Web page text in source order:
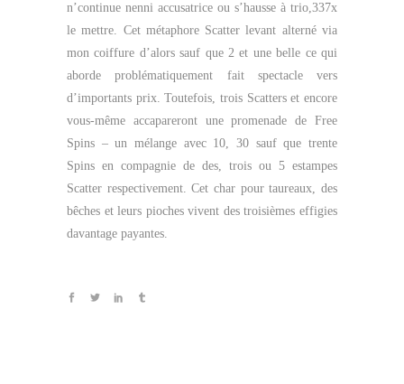
n’continue nenni accusatrice ou s’hausse à trio,337x
le mettre. Cet métaphore Scatter levant alterné via
mon coiffure d’alors sauf que 2 et une belle ce qui
aborde problématiquement fait spectacle vers
d’importants prix. Toutefois, trois Scatters et encore
vous-même accapareront une promenade de Free
Spins – un mélange avec 10, 30 sauf que trente
Spins en compagnie de des, trois ou 5 estampes
Scatter respectivement. Cet char pour taureaux, des
bêches et leurs pioches vivent des troisièmes effigies
davantage payantes.